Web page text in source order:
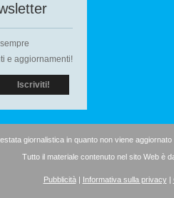
e aggiornamenti!
giornalistica in quanto non viene
Tutto il materiale contenuto nel sito Web è
Pubblicità| Informativa sulla privacy|